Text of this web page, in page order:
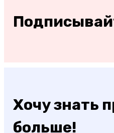
Хочу знать
больше!